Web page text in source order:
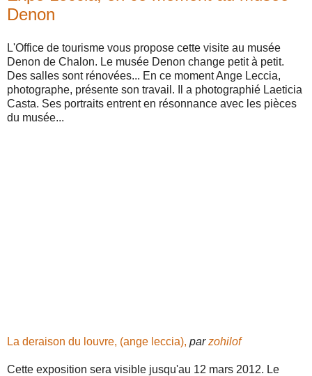
Denon
L'Office de tourisme vous propose cette visite au musée
Denon de Chalon. Le musée Denon change petit à petit.
Des salles sont rénovées... En ce moment Ange Leccia,
photographe, présente son travail. Il a photographié Laeticia
Casta. Ses portraits entrent en résonnance avec les pièces
du musée...
La deraison du louvre, (ange leccia), parzohilof
Cette exposition sera visible jusqu'au 12 mars 2012. Le